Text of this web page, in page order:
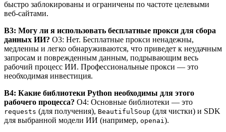
быстро заблокированы и ограничены по частоте целевыми
веб-сайтами.
В3: Могу ли я использовать бесплатные прокси для сбора
данных ИИ? О3: Нет. Бесплатные прокси ненадежны,
медленны и легко обнаруживаются, что приведет к неудачным
запросам и поврежденным данным, подрывающим весь
рабочий процесс ИИ. Профессиональные прокси — это
необходимая инвестиция.
В4: Какие библиотеки Python необходимы для этого
рабочего процесса? О4: Основные библиотеки — это
requests (для получения), BeautifulSoup (для чистки) и SDK
для выбранной модели ИИ (например, openai ).